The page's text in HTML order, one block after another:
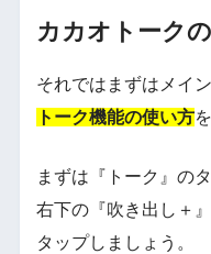
カカオトーク
それではまずはメイ
トーク機能の使い方
まずは『トーク』の
右下の『吹き出し＋
タップしましょう。